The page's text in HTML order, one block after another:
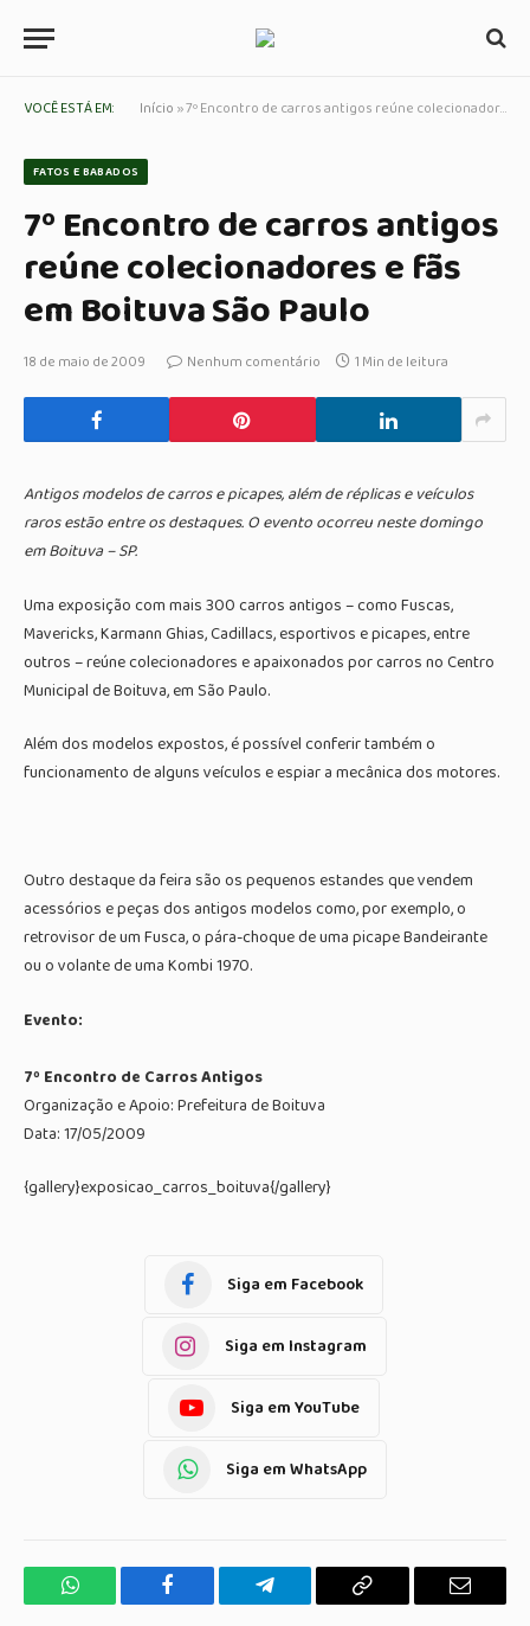
VOCÊ ESTÁ EM: Início »7º Encontro de carros antigos reúne colecionadores e fãs em Boituva São Paulo
FATOS E BABADOS
7º Encontro de carros antigos
reúne colecionadores e fãs
em Boituva São Paulo
18 de maio de 2009 Nenhum comentário 1 Min de leitura
Antigos modelos de carros e picapes, além de réplicas e veículos
raros estão entre os destaques. O evento ocorreu neste domingo
em Boituva – SP.
Uma exposição com mais 300 carros antigos – como Fuscas,
Mavericks, Karmann Ghias, Cadillacs, esportivos e picapes, entre
outros – reúne colecionadores e apaixonados por carros no Centro
Municipal de Boituva, em São Paulo.
Além dos modelos expostos, é possível conferir também o
funcionamento de alguns veículos e espiar a mecânica dos motores.
Outro destaque da feira são os pequenos estandes que vendem
acessórios e peças dos antigos modelos como, por exemplo, o
retrovisor de um Fusca, o pára-choque de uma picape Bandeirante
ou o volante de uma Kombi 1970.
Evento:
7º Encontro de Carros Antigos
Organização e Apoio: Prefeitura de Boituva
Data: 17/05/2009
{gallery}exposicao_carros_boituva{/gallery}
Siga em Facebook
Siga em Instagram
Siga em YouTube
Siga em WhatsApp
WhatsApp Facebook Telegrama Copiar
E-